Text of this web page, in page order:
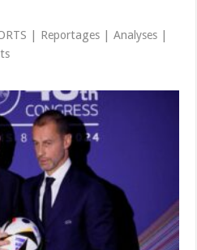
| Reportages | Analyses |